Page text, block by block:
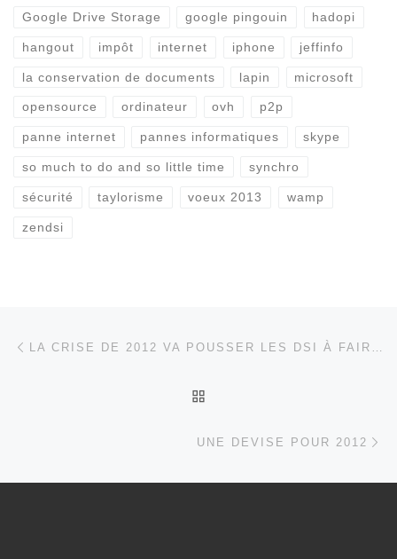
Google Drive Storage google pingouin hadopi
hangout impôt internet iphone jeffinfo
la conservation de documents lapin microsoft
opensource ordinateur ovh p2p
panne internet pannes informatiques skype
so much to do and so little time synchro
sécurité taylorisme voeux 2013 wamp
zendsi
Parcourir les articles
UNE DEVISE POUR 2012